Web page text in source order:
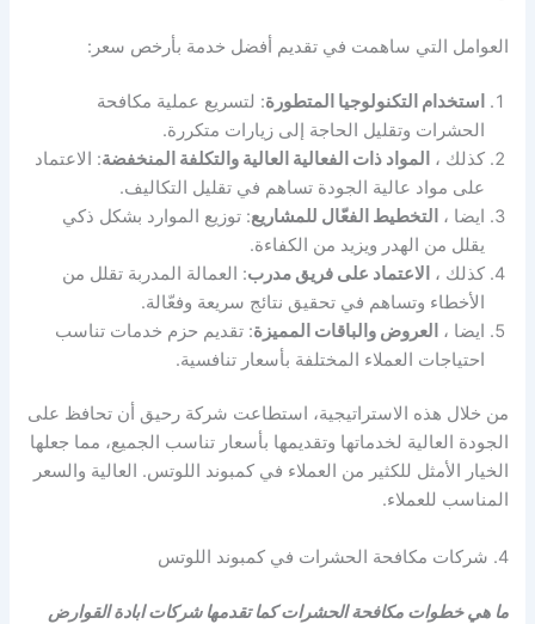
العوامل التي ساهمت في تقديم أفضل خدمة بأرخص سعر:
استخدام التكنولوجيا المتطورة: لتسريع عملية مكافحة
الحشرات وتقليل الحاجة إلى زيارات متكررة.
كذلك ، المواد ذات الفعالية العالية والتكلفة المنخفضة: الاعتماد
على مواد عالية الجودة تساهم في تقليل التكاليف.
ايضا ، التخطيط الفعّال للمشاريع: توزيع الموارد بشكل ذكي
يقلل من الهدر ويزيد من الكفاءة.
كذلك ، الاعتماد على فريق مدرب: العمالة المدربة تقلل من
الأخطاء وتساهم في تحقيق نتائج سريعة وفعّالة.
ايضا ، العروض والباقات المميزة: تقديم حزم خدمات تناسب
احتياجات العملاء المختلفة بأسعار تنافسية.
من خلال هذه الاستراتيجية، استطاعت شركة رحيق أن تحافظ على
الجودة العالية لخدماتها وتقديمها بأسعار تناسب الجميع، مما جعلها
الخيار الأمثل للكثير من العملاء في كمبوند اللوتس. العالية والسعر
المناسب للعملاء.
4. شركات مكافحة الحشرات في كمبوند اللوتس
ما هي خطوات مكافحة الحشرات كما تقدمها شركات ابادة القوارض